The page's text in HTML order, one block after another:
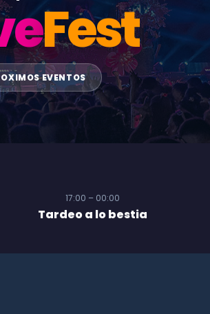
Fest
EVENTOS
17:00 – 00:00
Tardeo a lo bestia